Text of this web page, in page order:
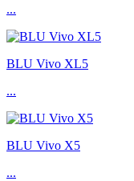
...
BLU Vivo XL5
...
BLU Vivo X5
...